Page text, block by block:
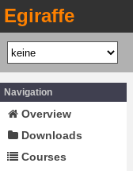
Egiraffe
Navigation
Overview
Downloads
Courses